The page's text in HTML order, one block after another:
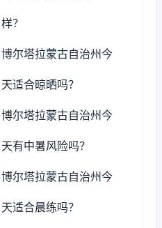
样？
博尔塔拉蒙古自治州今
天适合晾晒吗？
博尔塔拉蒙古自治州今
天有中暑风险吗？
博尔塔拉蒙古自治州今
天适合晨练吗？